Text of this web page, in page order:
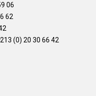
06
62
213 (0) 20 30 66 42